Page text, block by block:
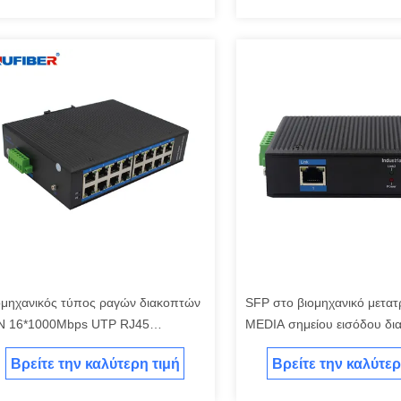
τύπος ραγών διακοπτών
16*1000Mbps UTP RJ45
Βρείτε την καλύτερη τιμή
SFP στο βιομηχανικό
MEDIA σημείου εισόδου
48V RJ45 Unmanaged
Βρείτε την